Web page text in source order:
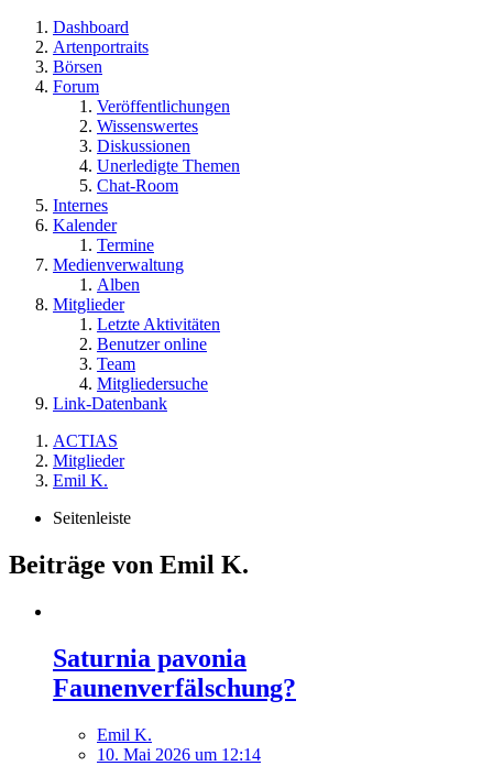
Dashboard
Artenportraits
Börsen
Forum
Veröffentlichungen
Wissenswertes
Diskussionen
Unerledigte Themen
Chat-Room
Internes
Kalender
Termine
Medienverwaltung
Alben
Mitglieder
Letzte Aktivitäten
Benutzer online
Team
Mitgliedersuche
Link-Datenbank
ACTIAS
Mitglieder
Emil K.
Seitenleiste
Beiträge von Emil K.
Saturnia pavonia
Faunenverfälschung?
Emil K.
10. Mai 2026 um 12:14